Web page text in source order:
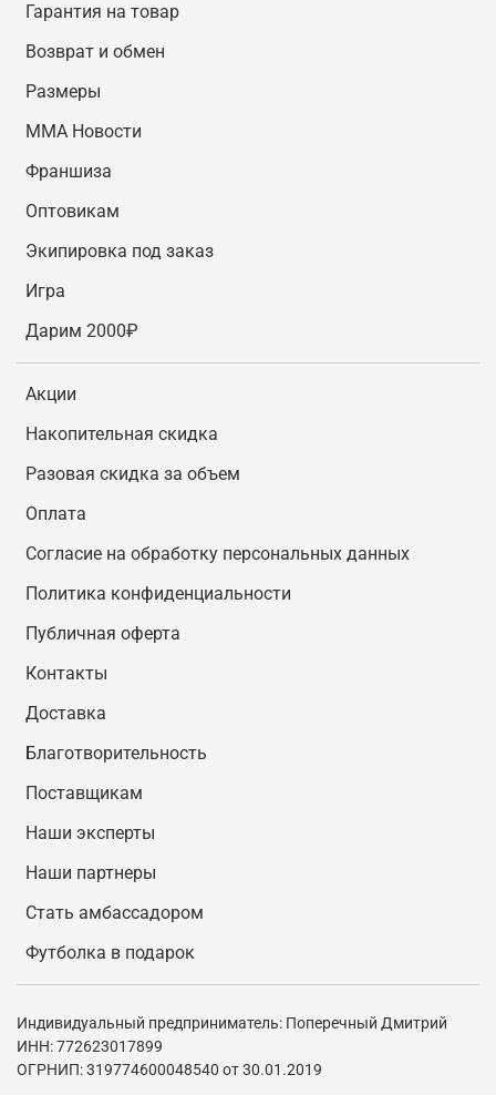
Гарантия на товар
Возврат и обмен
Размеры
MMA Новости
Франшиза
Оптовикам
Экипировка под заказ
Игра
Дарим 2000₽
Акции
Накопительная скидка
Разовая скидка за объем
Оплата
Согласие на обработку персональных данных
Политика конфиденциальности
Публичная оферта
Контакты
Доставка
Благотворительность
Поставщикам
Наши эксперты
Наши партнеры
Стать амбассадором
Футболка в подарок
Индивидуальный предприниматель: Поперечный Дмитрий
ИНН: 772623017899
ОГРНИП: 319774600048540 от 30.01.2019